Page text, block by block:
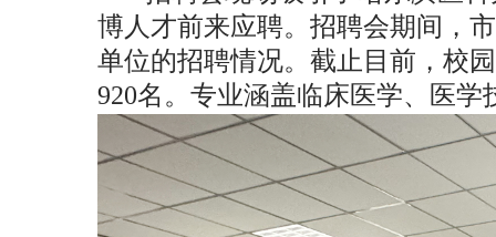
博人才前来应聘。招聘会期间，
单位的招聘情况。截止目前，校
920名。专业涵盖临床医学、医学